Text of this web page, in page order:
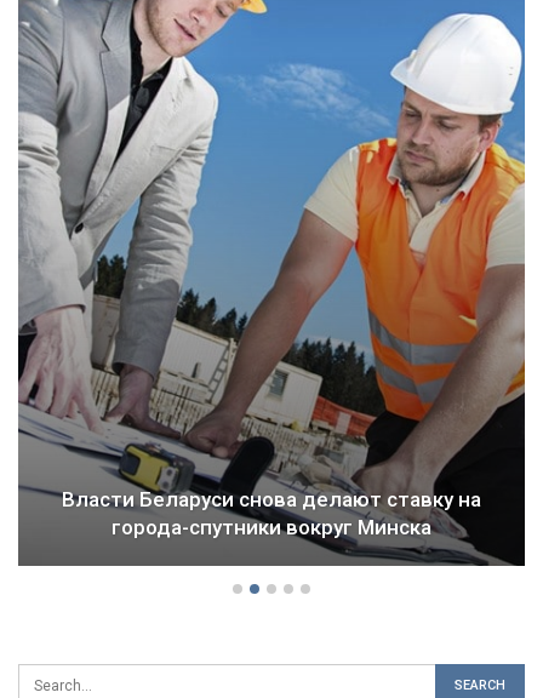
Власти Беларуси снова делают ставку на
города-спутники вокруг Минска